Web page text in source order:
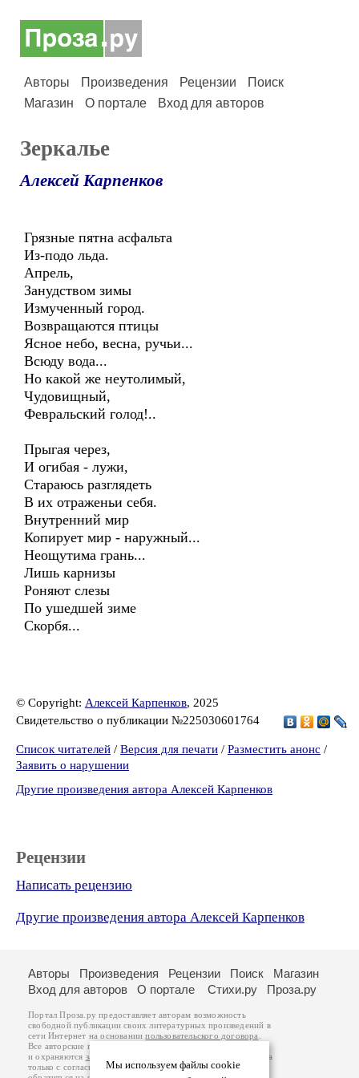
Авторы Произведения Рецензии
Поиск
Магазин
О портале Вход для авторов
Зеркалье
Алексей Карпенков
Грязные пятна асфальта
Из-подо льда.
Апрель,
Занудством зимы
Измученный город.
Возвращаются птицы
Ясное небо, весна, ручьи...
Всюду вода...
Но какой же неутолимый,
Чудовищный,
Февральский голод!..
Прыгая через,
И огибая - лужи,
Стараюсь разглядеть
В их отраженьи себя.
Внутренний мир
Копирует мир - наружный...
Неощутима грань...
Лишь карнизы
Роняют слезы
По ушедшей зиме
Скорбя...
© Copyright: Алексей Карпенков, 2025
Свидетельство о публикации №225030601764
Список читателей / Версия для печати / Разместить анонс /
Заявить о нарушении
Другие произведения автора Алексей Карпенков
Рецензии
Написать рецензию
Другие произведения автора Алексей Карпенков
Мы используем файлы cookie
Авторы Произведения Рецензии Поиск
Магазин
Вход для авторов
О портале Стихи.ру Проза.ру
Портал Проза.ру предоставляет авторам возможность
свободной публикации своих литературных произведений в
сети Интернет на основаниипользовательского договора
Все авторские права на произведения принадлежат авторам
и охраняются законом
. Перепечатка произведений возможна
только с согласия его автора, к которому вы можете